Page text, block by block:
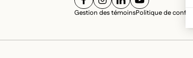
Gestion des témoinsPolitique de